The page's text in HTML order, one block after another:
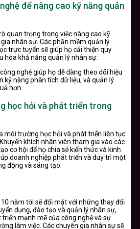
để nâng cao kỹ năng quản
quan trọng trong việc nâng cao kỹ
nhân sự. Các phần mềm quản lý
trực tuyến sẽ giúp họ cải thiện quy
hóa khả năng quản lý nhân sự.
nghệ giúp họ dễ dàng theo dõi hiệu
kỹ năng phân tích dữ liệu, và quản lý
hơn.
học hỏi và phát triển trong
môi trường học hỏi và phát triển liên tục
khích nhân viên tham gia vào các
cơ hội để họ chia sẻ kiến thức và kinh
doanh nghiệp phát triển và duy trì một
động và sáng tạo.
năm tới sẽ đối mặt với những thay đổi
dụng, đào tạo và quản lý nhân sự,
mạnh mẽ của công nghệ và sự
làm việc. Các chuyên gia nhân sự sẽ